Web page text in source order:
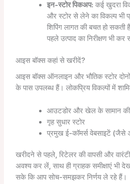
इन-स्टोर पिकअप: कई खुदरा
और स्टोर से लेने का विकल्प भी
शिपिंग लागत की बचत हो
पहले उत्पाद का निरीक्षण भी
आइस बॉक्स कहां से खरीदें?
आइस बॉक्स ऑनलाइन और भौतिक स्टोर
के पास उपलब्ध हैं। लोकप्रिय विकल्पों में
आउटडोर और खेल के सामान
गृह सुधार स्टोर
प्रमुख ई-कॉमर्स वेबसाइटें
खरीदने से पहले, रिटेलर की वापसी और
अवश्य कर लें, साथ ही ग्राहक समीक्षाएं भी
सके कि आप सोच-समझकर निर्णय ले रहे हैं।